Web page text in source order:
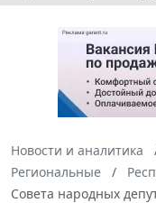
Новости и аналитика
Региональные
Совета народных